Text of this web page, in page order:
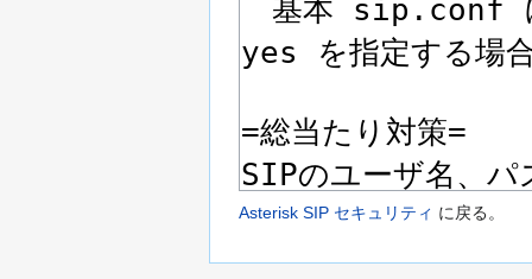
Asterisk SIP セキュリティ に戻る。